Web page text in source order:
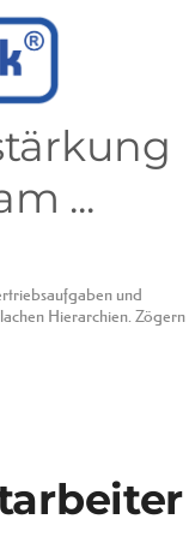
...
und
Hierarchien. Zögern